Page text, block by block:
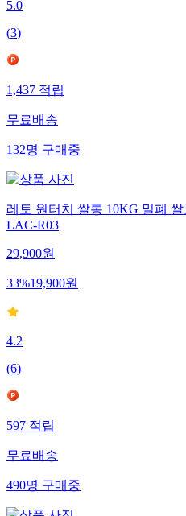
5.0
(3)
1,437적립
무료배송
132명구매중
레토 원터치 쌀통 10KG 밀폐
LAC-R03
29,900원
33%19,900원
4.2
(6)
597적립
무료배송
490명구매중